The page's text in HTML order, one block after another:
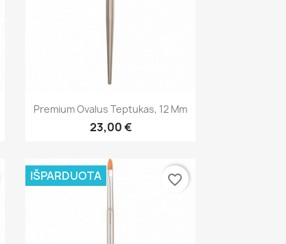
Greita peržiūra
Premium Ovalus Teptukas, 12 Mm
23,00 €
IŠPARDUOTA favorite_border